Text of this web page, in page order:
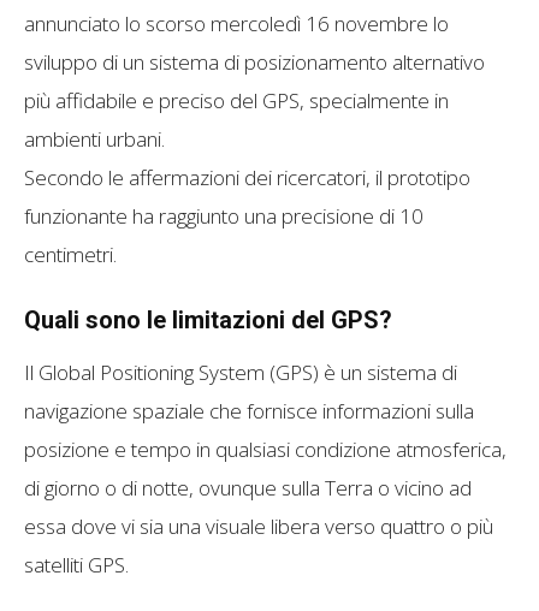
annunciato lo scorso mercoledì 16 novembre lo
sviluppo di un sistema di posizionamento alternativo
più affidabile e preciso del GPS, specialmente in
ambienti urbani.
Secondo le affermazioni dei ricercatori, il prototipo
funzionante ha raggiunto una precisione di 10
centimetri.
Quali sono le limitazioni del GPS?
Il Global Positioning System (GPS) è un sistema di
navigazione spaziale che fornisce informazioni sulla
posizione e tempo in qualsiasi condizione atmosferica,
di giorno o di notte, ovunque sulla Terra o vicino ad
essa dove vi sia una visuale libera verso quattro o più
satelliti GPS.